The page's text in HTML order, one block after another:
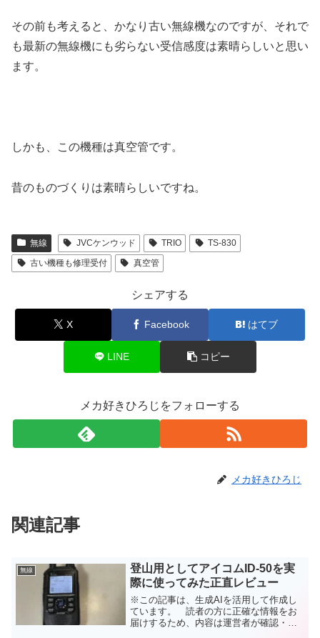
その前も考えると、かなり古い無線機なのですが、それで
も最新の無線機にも劣らない受信感度は素晴らしいと思い
ます。
しかも、この機種は真空管です。
昔のものづくりは素晴らしいですね。
無線 JVCケンウッド TRIO
TS-830
古い機種も修理受付
真空管
シェアする
X Facebook はてブ
LINE コピー
メカ好きひろじをフォローする
メカ好きひろじ
関連記事
無線
登山用としてアイコムID-50を実
際に使ってみた正直レビュー
※この記事は、生成AIを活用して作成し
ています。 読者の方に正確な情報をお
届けするため、内容は運営者が確認・編